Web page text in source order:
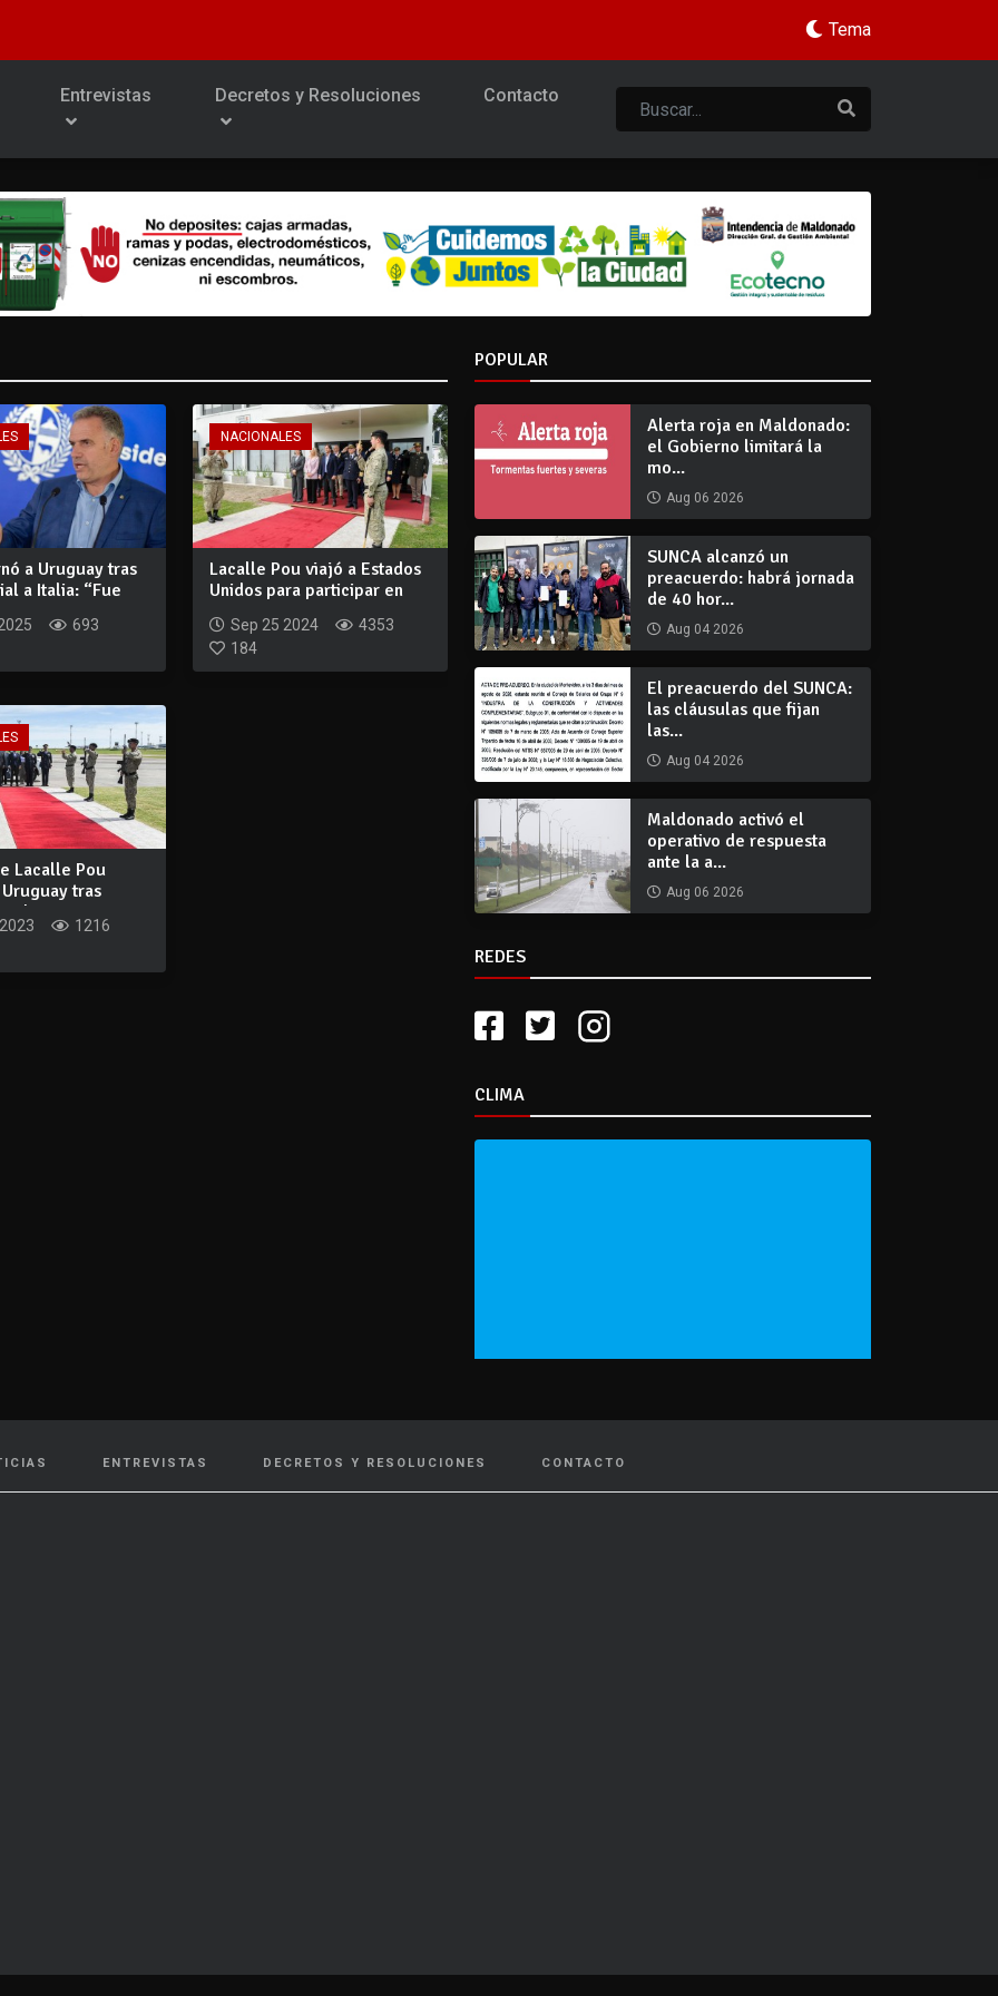
Tema
Entrevistas Decretos y Resoluciones Contacto
a Uruguay tras
a Italia: “Fue
693
NACIONALES
Lacalle Pou viajó a Estados
Unidos para participar en
Sep 25 2024
4353
184
Lacalle Pou
tras
1216
POPULAR
Alerta roja en Maldonado:
el Gobierno limitará la
mo...
Aug 06 2026
SUNCA alcanzó un
preacuerdo: habrá jornada
de 40 hor...
Aug 04 2026
El preacuerdo del SUNCA:
las cláusulas que fijan
las...
Aug 04 2026
Maldonado activó el
operativo de respuesta
ante la a...
Aug 06 2026
REDES
CLIMA
ENTREVISTAS DECRETOS Y RESOLUCIONES CONTACTO